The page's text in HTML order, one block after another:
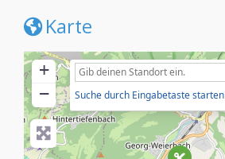
Karte
+
−
Suche durch Eingabetaste starten